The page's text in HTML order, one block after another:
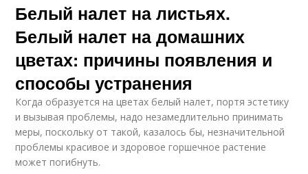
Серебристый налет Серый налет
Клещ на комнатных
растениях
Белый налет на листьях.
Белый налет на домашних
цветах: причины появления и
способы устранения
Когда образуется на цветах белый налет, портя эстетику
и вызывая проблемы, надо незамедлительно принимать
меры, поскольку от такой, казалось бы, незначительной
проблемы красивое и здоровое горшечное растение
может погибнуть.